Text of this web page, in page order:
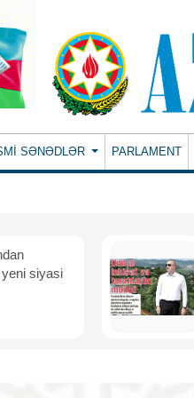
SƏNƏDLƏR PARLAMENT
siyasi